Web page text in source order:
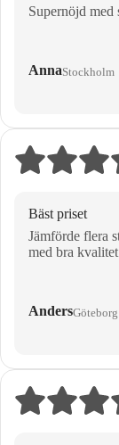
Supernöjd med
AnnaStockholm
Bäst priset
Jämförde flera
med bra
AndersGöteborg